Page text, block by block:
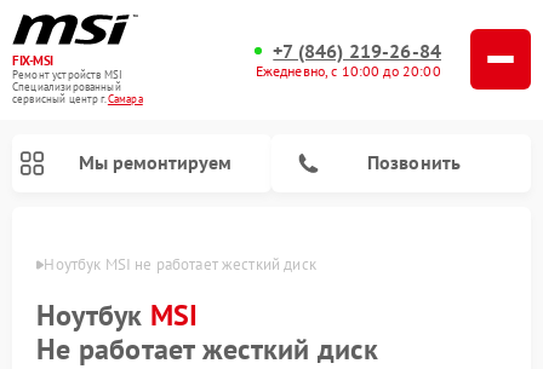
FIX-MSI
Ремонт устройств MSI
Специализированный
cервисный центр г.Самара
+7 (846) 219-26-84
Ежедневно, с 10:00 до 20:00
Мы ремонтируем Позвонить
Ноутбук MSI не работает жесткий диск
Ноутбук MSI
Не работает жесткий диск